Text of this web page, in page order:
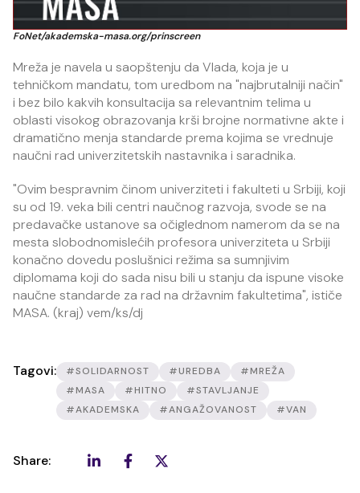
FoNet/akademska-masa.org/prinscreen
Mreža je navela u saopštenju da Vlada, koja je u
tehničkom mandatu, tom uredbom na "najbrutalniji način"
i bez bilo kakvih konsultacija sa relevantnim telima u
oblasti visokog obrazovanja krši brojne normativne akte i
dramatično menja standarde prema kojima se vrednuje
naučni rad univerzitetskih nastavnika i saradnika.
"Ovim bespravnim činom univerziteti i fakulteti u Srbiji, koji
su od 19. veka bili centri naučnog razvoja, svode se na
predavačke ustanove sa očiglednom namerom da se na
mesta slobodnomislećih profesora univerziteta u Srbiji
konačno dovedu poslušnici režima sa sumnjivim
diplomama koji do sada nisu bili u stanju da ispune visoke
naučne standarde za rad na državnim fakultetima", ističe
MASA. (kraj) vem/ks/dj
Tagovi: #SOLIDARNOST #UREDBA
#MREŽA
#MASA
#HITNO
#STAVLJANJE
#AKADEMSKA
#ANGAŽOVANOST #VAN
Share: